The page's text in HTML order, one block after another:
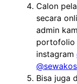
Calon
secara
admin
portofolio
instagram
Bisa juga